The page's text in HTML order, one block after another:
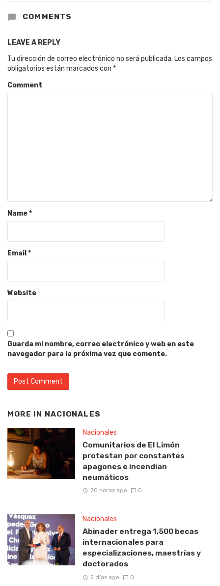
COMMENTS
LEAVE A REPLY
Tu dirección de correo electrónico no será publicada. Los campos
obligatorios están marcados con *
Comment
Name*
Email *
Website
Guarda mi nombre, correo electrónico y web en este
navegador para la próxima vez que comente.
MORE IN NACIONALES
Nacionales
Comunitarios de El Limón
protestan por constantes
apagones e incendian
neumáticos
20 horas ago 0
Nacionales
Abinader entrega 1,500 becas
internacionales para
especializaciones, maestrías y
doctorados
2 días ago 0